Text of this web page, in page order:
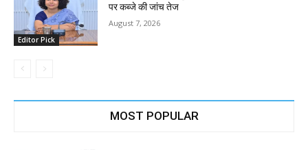
Editor Pick
पर कब्जे की जांच तेज
August 7, 2026
MOST POPULAR